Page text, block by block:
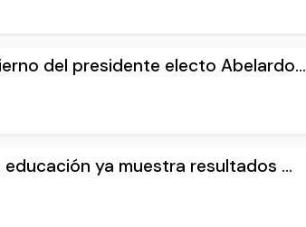
del presidente electo Abelardo...
ya muestra resultados ...